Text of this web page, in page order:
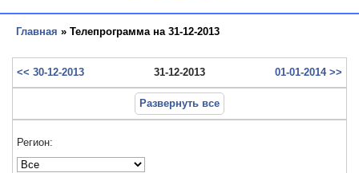
Главная » Телепрограмма на 31-12-2013
<< 30-12-2013 31-12-2013 01-01-2014 >>
Развернуть все
Регион: